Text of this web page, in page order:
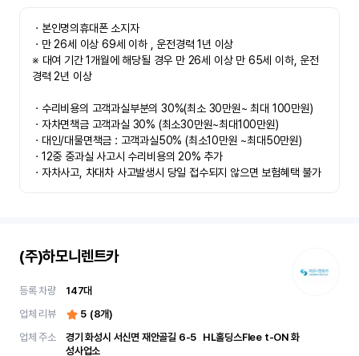
ㆍ본인명의휴대폰 소지자
ㆍ만 26세 이상 69세 이하 , 운전경력 1년 이상
※ 대여 기간 1개월에 해당될 경우 만 26세 이상 만 65세 이하, 운전
경력 2년 이상
ㆍ수리비용의 고객과실부분의 30%(최소 30만원~ 최대 100만원)
ㆍ자차면책금 고객과실 30% (최소30만원~최대100만원)
ㆍ대인/대물면책금 : 고객과실50% (최소10만원 ~최대50만원)
ㆍ12중 중과실 사고시 수리비용의 20% 추가
ㆍ자차사고, 차대차 사고발생시 당일 접수되지 않으면 보험혜택 불가
(주)하모니렌트카
등록 차량 147대
업체 리뷰
5 (8개)
업체 주소
경기 화성시 서신면 재안골길 6-5	 HL홀딩스Flee t-ON 화
성사업소